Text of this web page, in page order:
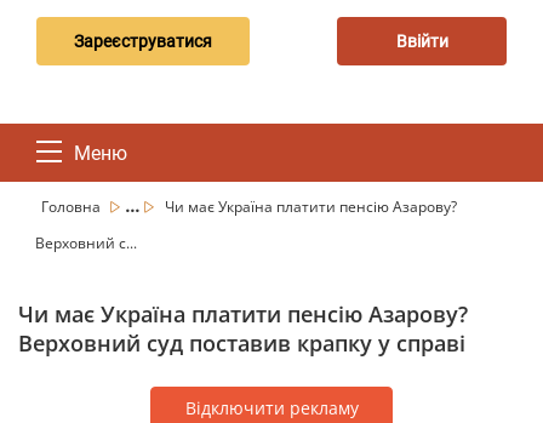
Зареєструватися Ввійти
Меню
Головна ...
Чи має Україна платити пенсію Азарову?
Верховний с...
Чи має Україна платити пенсію Азарову?
Верховний суд поставив крапку у справі
Відключити рекламу